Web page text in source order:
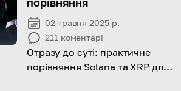
02 травня 2025 р.
211 коментарі
Отразу до суті: практичне
порівняння Solana та XRP для